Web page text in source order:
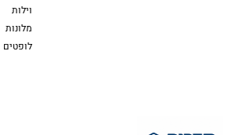
וילות
מלונות
לופטים